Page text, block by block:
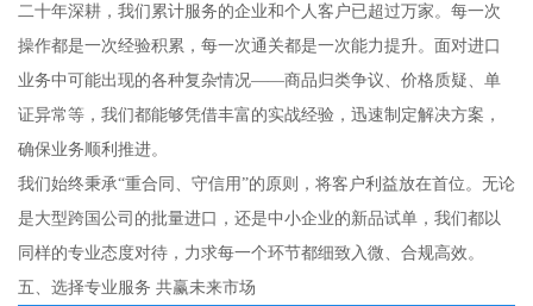
二十年深耕，我们累计服务的企业和个人客户已超过万家。每一次
操作都是一次经验积累，每一次通关都是一次能力提升。面对进口
业务中可能出现的各种复杂情况——商品归类争议、价格质疑、单
证异常等，我们都能够凭借丰富的实战经验，迅速制定解决方案，
确保业务顺利推进。
我们始终秉承“重合同、守信用”的原则，将客户利益放在首位。无论
是大型跨国公司的批量进口，还是中小企业的新品试单，我们都以
同样的专业态度对待，力求每一个环节都细致入微、合规高效。
五、选择专业服务 共赢未来市场